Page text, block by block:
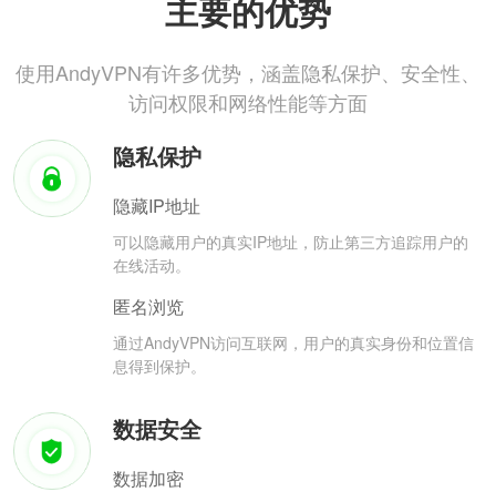
主要的优势
使用AndyVPN有许多优势，涵盖隐私保护、安全性、
访问权限和网络性能等方面
隐私保护
隐藏IP地址
可以隐藏用户的真实IP地址，防止第三方追踪用户的
在线活动。
匿名浏览
通过AndyVPN访问互联网，用户的真实身份和位置信
息得到保护。
数据安全
数据加密